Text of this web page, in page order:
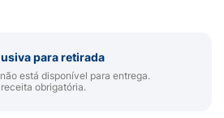
para retirada
está disponível para entrega.
obrigatória.